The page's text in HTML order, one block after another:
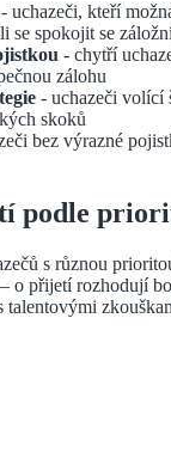
- uchazeči, kteří
se spokojit se
- chytří
zálohu
- uchazeči volící
skoků
bez výrazné
podle
s různou
o přijetí rozhodují
talentovými